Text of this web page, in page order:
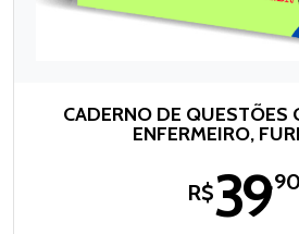
CADERNO DE QUESTÕES
ENFERMEIRO,
R$39,90